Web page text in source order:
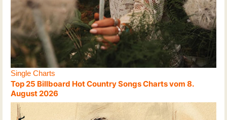
Single Charts
Top 25 Billboard Hot Country Songs Charts vom 8.
August 2026